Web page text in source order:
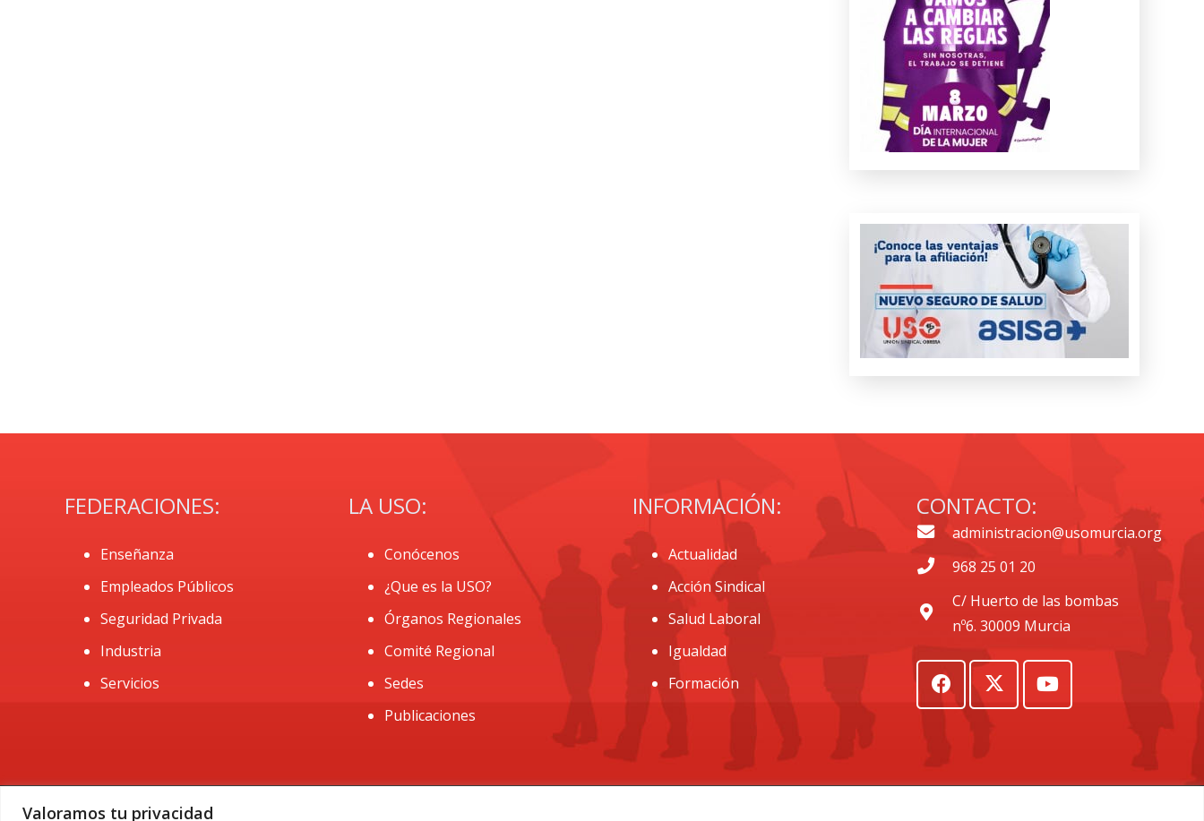
Valoramos tu privacidad
FEDERACIONES:
Enseñanza
Empleados Públicos
Seguridad Privada
Industria
Servicios
LA USO:
Conócenos
¿Que es la USO?
Órganos Regionales
Comité Regional
Sedes
Publicaciones
INFORMACIÓN:
Actualidad
Acción Sindical
Salud Laboral
Igualdad
Formación
CONTACTO:
administracion@usomurcia.org
968 25 01 20
C/ Huerto de las bombas
nº6. 30009 Murcia